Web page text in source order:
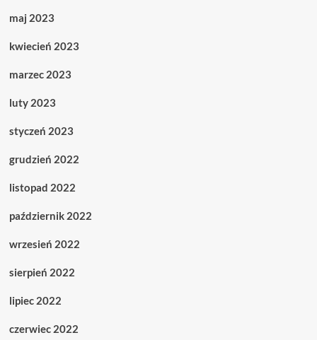
maj 2023
kwiecień 2023
marzec 2023
luty 2023
styczeń 2023
grudzień 2022
listopad 2022
październik 2022
wrzesień 2022
sierpień 2022
lipiec 2022
czerwiec 2022